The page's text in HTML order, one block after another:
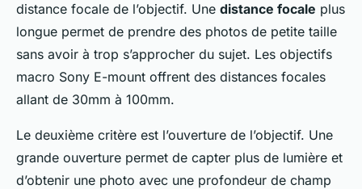
distance focale de l’objectif. Une distance focale plus
longue permet de prendre des photos de petite taille
sans avoir à trop s’approcher du sujet. Les objectifs
macro Sony E-mount offrent des distances focales
allant de 30mm à 100mm.
Le deuxième critère est l’ouverture de l’objectif. Une
grande ouverture permet de capter plus de lumière et
d’obtenir une photo avec une profondeur de champ